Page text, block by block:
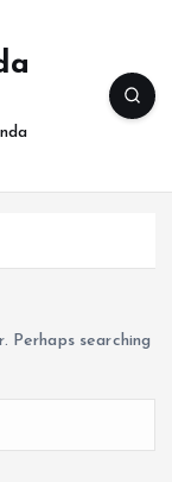
Perhaps searching